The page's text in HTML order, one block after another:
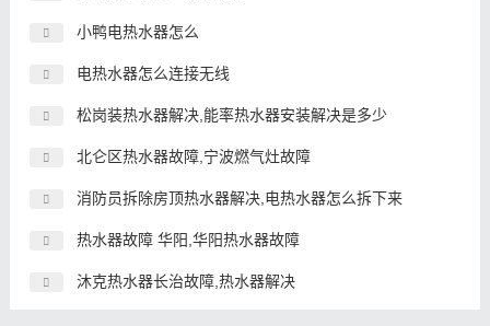
小鸭电热水器怎么
电热水器怎么连接无线
松岗装热水器解决,能率热水器安装解决是多少
北仑区热水器故障,宁波燃气灶故障
消防员拆除房顶热水器解决,电热水器怎么拆下来
热水器故障 华阳,华阳热水器故障
沐克热水器长治故障,热水器解决